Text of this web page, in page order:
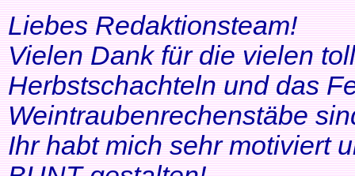
Liebes Redaktionsteam!
Vielen Dank für die vielen
Herbstschachteln und das
Weintraubenrechenstäbe
Ihr habt mich sehr motiviert